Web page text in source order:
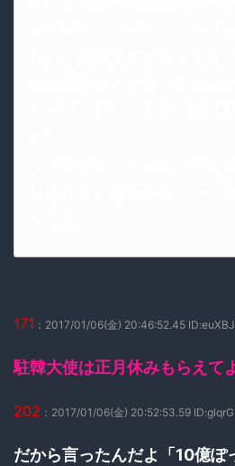
171 ：2017/01/06(金) 20:46:52.45
駐韓大使は正月休みもらえて
202 ：2017/01/06(金) 20:52:53.59
だから言ったんだよ「10億ぽ